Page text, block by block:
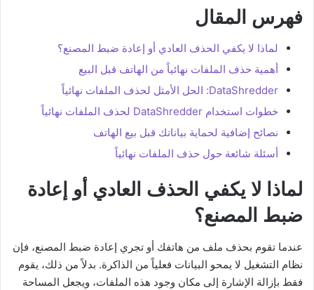
فهرس المقال
لماذا لا يكفي الحذف العادي أو إعادة ضبط المصنع؟
أهمية حذف الملفات نهائياً من الهاتف قبل البيع
DataShredder: الحل الأمثل لحذف الملفات نهائياً
خطوات استخدام DataShredder لحذف الملفات نهائياً
نصائح إضافية لحماية بياناتك قبل بيع الهاتف
أسئلة شائعة حول حذف الملفات نهائياً
لماذا لا يكفي الحذف العادي أو إعادة
ضبط المصنع؟
عندما تقوم بحذف ملف من هاتفك أو تجري إعادة ضبط المصنع، فإن
نظام التشغيل لا يمحو البيانات فعلياً من الذاكرة. بدلاً من ذلك، يقوم
فقط بإزالة الإشارة إلى مكان وجود هذه الملفات، ويجعل المساحة